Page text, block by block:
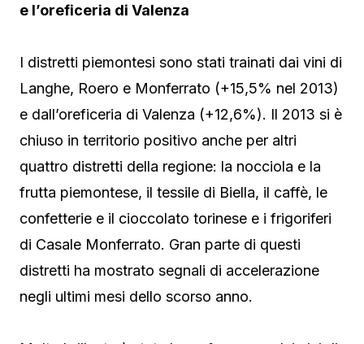
e l’oreficeria di Valenza
I distretti piemontesi sono stati trainati dai vini di
Langhe, Roero e Monferrato (+15,5% nel 2013)
e dall’oreficeria di Valenza (+12,6%). Il 2013 si è
chiuso in territorio positivo anche per altri
quattro distretti della regione: la nocciola e la
frutta piemontese, il tessile di Biella, il caffè, le
confetterie e il cioccolato torinese e i frigoriferi
di Casale Monferrato. Gran parte di questi
distretti ha mostrato segnali di accelerazione
negli ultimi mesi dello scorso anno.